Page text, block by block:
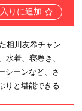
りに追加
相川友希チャン
水着、寝巻き、
シーンなど、さ
りと堪能できる